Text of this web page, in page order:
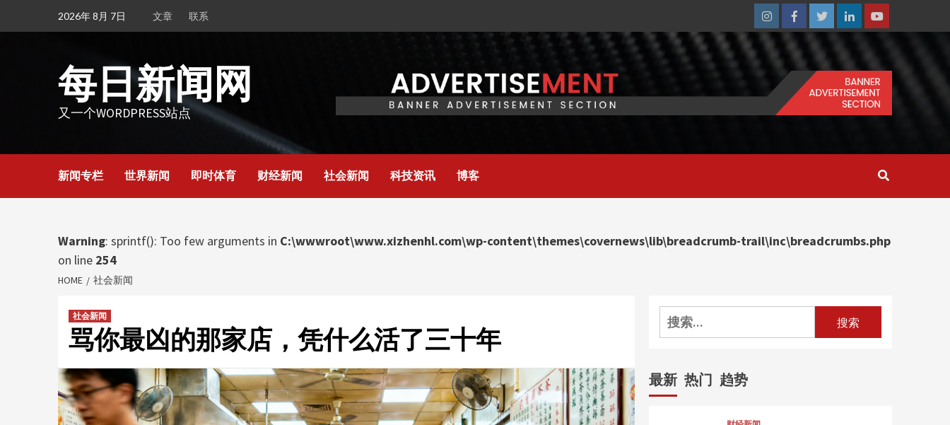
2026年 8月 7日 文章 联系
InstagramFacebookTwitterLinkedinYoutube
每日新闻网
又一个WORDPRESS站点
新闻专栏 世界新闻 即时体育 财经新闻 社会新闻 科技资讯 博客
Warning: sprintf(): Too few arguments in C:\wwwroot\www.xizhenhl.com\wp-content\themes\covernews\lib\breadcrumb-trail\inc\breadcrumbs.php
on line 254
HOME 社会新闻
社会新闻
骂你最凶的那家店，凭什么活了三十年
搜
索：
最新 热门 趋势